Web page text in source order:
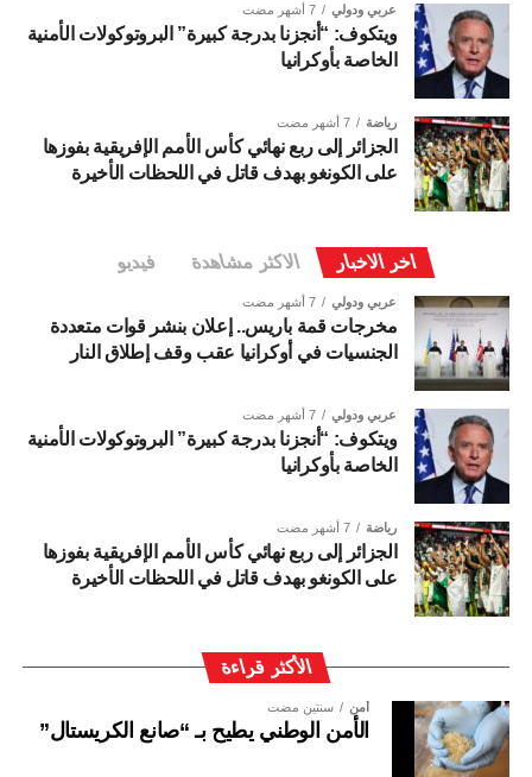
عربي ودولي 7 أشهر مضت
ويتكوف: “أنجزنا بدرجة كبيرة” البروتوكولات الأمنية
الخاصة بأوكرانيا
رياضة 7 أشهر مضت
الجزائر إلى ربع نهائي كأس الأمم الإفريقية بفوزها
على الكونغو بهدف قاتل في اللحظات الأخيرة
اخر الاخبار الاكثر مشاهدة فيديو
عربي ودولي 7 أشهر مضت
مخرجات قمة باريس.. إعلان بنشر قوات متعددة
الجنسيات في أوكرانيا عقب وقف إطلاق النار
عربي ودولي 7 أشهر مضت
ويتكوف: “أنجزنا بدرجة كبيرة” البروتوكولات الأمنية
الخاصة بأوكرانيا
رياضة 7 أشهر مضت
الجزائر إلى ربع نهائي كأس الأمم الإفريقية بفوزها
على الكونغو بهدف قاتل في اللحظات الأخيرة
الأكثر قراءة
أمن سنتين مضت
الأمن الوطني يطيح بـ “صانع الكريستال”